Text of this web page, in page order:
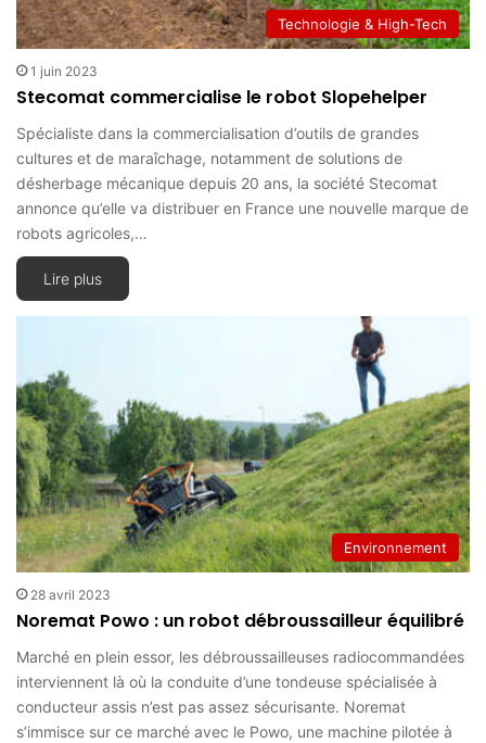
Technologie & High-Tech
1 juin 2023
Stecomat commercialise le robot Slopehelper
Spécialiste dans la commercialisation d’outils de grandes
cultures et de maraîchage, notamment de solutions de
désherbage mécanique depuis 20 ans, la société Stecomat
annonce qu’elle va distribuer en France une nouvelle marque de
robots agricoles,…
Lire plus
Environnement
28 avril 2023
Noremat Powo : un robot débroussailleur équilibré
Marché en plein essor, les débroussailleuses radiocommandées
interviennent là où la conduite d’une tondeuse spécialisée à
conducteur assis n’est pas assez sécurisante. Noremat
s’immisce sur ce marché avec le Powo, une machine pilotée à